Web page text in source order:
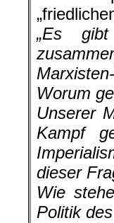
„Es
Worum
Unserer
Kampf
dieser
Wie
Politik